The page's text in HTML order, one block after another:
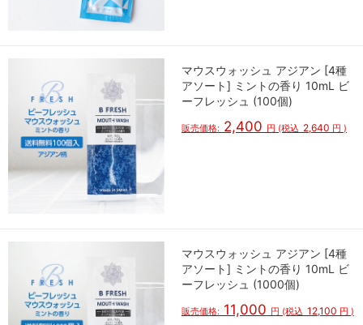
マウスウォッシュ アジアン [4種
アソート] ミントの香り 10mL ビ
ーフレッシュ (100個)
販売価格: 2,400 円 (税込 2,640 円 )
マウスウォッシュ アジアン [4種
アソート] ミントの香り 10mL ビ
ーフレッシュ (1000個)
販売価格: 11,000 円 (税込 12,100 円 )